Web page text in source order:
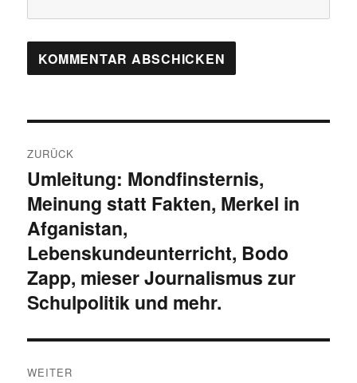
ZURÜCK
Vorheriger
Beitrag:
Umleitung: Mondfinsternis,
Meinung statt Fakten, Merkel in
Afganistan,
Lebenskundeunterricht, Bodo
Zapp, mieser Journalismus zur
Schulpolitik und mehr.
WEITER